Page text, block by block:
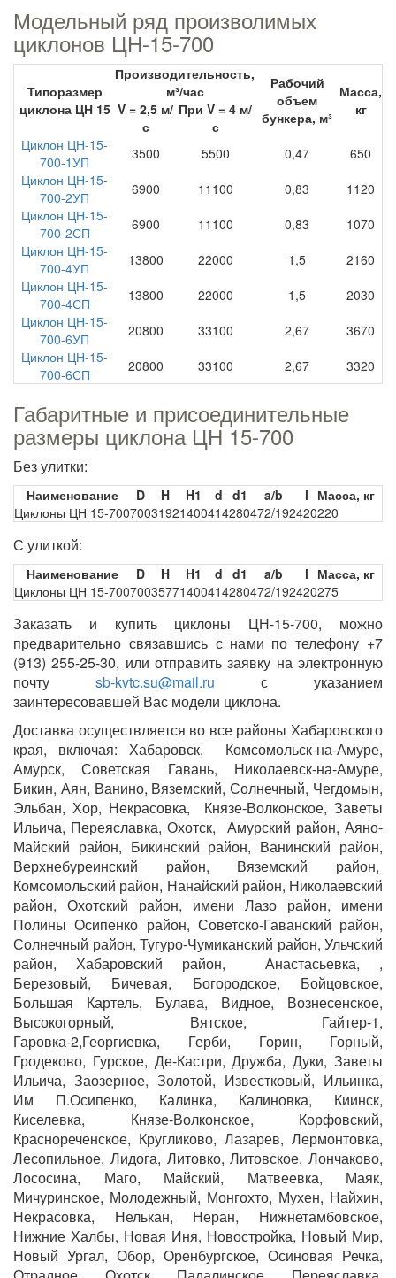
Модельный ряд произволимых
циклонов ЦН-15-700
Типоразмер
циклона ЦН 15
Производительность,
м³/час
Рабочий
объем
бункера, м³
Масса,
кг
V = 2,5 м/
с
При V = 4 м/
с
Циклон ЦН-15-
700-1УП
3500 5500 0,47
650
Циклон ЦН-15-
700-2УП
6900 11100 0,83
1120
Циклон ЦН-15-
700-2СП
6900 11100 0,83
1070
Циклон ЦН-15-
700-4УП
13800 22000 1,5
2160
Циклон ЦН-15-
700-4СП
13800 22000 1,5
2030
Циклон ЦН-15-
700-6УП
20800 33100 2,67
3670
Циклон ЦН-15-
700-6СП
20800 33100 2,67 3320
Габаритные и присоединительные
размеры циклона ЦН 15-700
Без улитки:
Наименование D H H1 d d1 a/b l Масса, кг
Циклоны ЦН 15-70070031921400414280472/192420220
С улиткой:
Наименование D H H1 d d1 a/b l Масса, кг
Циклоны ЦН 15-70070035771400414280472/192420275
Заказать и купить циклоны ЦН-15-700, можно
предварительно связавшись с нами по телефону +7
(913) 255-25-30, или отправить заявку на электронную
почту sb-kvtc.su@mail.ru с указанием
заинтересовавшей Вас модели циклона.
Доставка осуществляется во все районы Хабаровского
края, включая: Хабаровск, Комсомольск-на-Амуре,
Амурск, Советская Гавань, Николаевск-на-Амуре,
Бикин, Аян, Ванино, Вяземский, Солнечный, Чегдомын,
Эльбан, Хор, Некрасовка, Князе-Волконское, Заветы
Ильича, Переяславка, Охотск, Амурский район, Аяно-
Майский район, Бикинский район, Ванинский район,
Верхнебуреинский район, Вяземский район,
Комсомольский район, Нанайский район, Николаевский
район, Охотский район, имени Лазо район, имени
Полины Осипенко район, Советско-Гаванский район,
Солнечный район, Тугуро-Чумиканский район, Ульчский
район, Хабаровский район, Анастасьевка, ,
Березовый, Бичевая, Богородское, Бойцовское,
Большая Картель, Булава, Видное, Вознесенское,
Высокогорный, Вятское, Гайтер-1,
Гаровка-2,Георгиевка, Герби, Горин, Горный,
Гродеково, Гурское, Де-Кастри, Дружба, Дуки, Заветы
Ильича, Заозерное, Золотой, Известковый, Ильинка,
Им П.Осипенко, Калинка, Калиновка, Киинск,
Киселевка, Князе-Волконское, Корфовский,
Краснореченское, Кругликово, Лазарев, Лермонтовка,
Лесопильное, Лидога, Литовко, Литовское, Лончаково,
Лососина, Маго, Майский, Матвеевка, Маяк,
Мичуринское, Молодежный, Монгохто, Мухен, Найхин,
Некрасовка, Нелькан, Неран, Нижнетамбовское,
Нижние Халбы, Новая Иня, Новостройка, Новый Мир,
Новый Ургал, Обор, Оренбургское, Осиновая Речка,